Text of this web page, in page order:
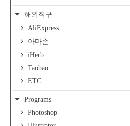
해외직구
AliExpress
아마존
iHerb
Taobao
ETC
Programs
Photoshop